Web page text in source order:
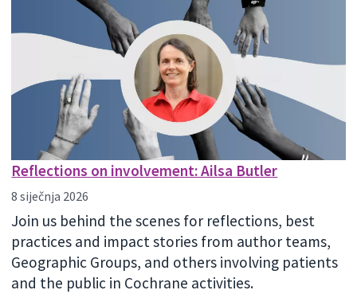
Reflections on involvement: Ailsa Butler
8 siječnja 2026
Join us behind the scenes for reflections, best
practices and impact stories from author teams,
Geographic Groups, and others involving patients
and the public in Cochrane activities.